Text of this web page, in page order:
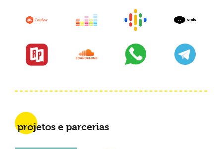
projetos e parcerias